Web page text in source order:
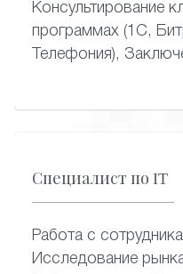
Консультирование
программах (1С,
Телефония),
Специалист по IT
Работа с
Исследование